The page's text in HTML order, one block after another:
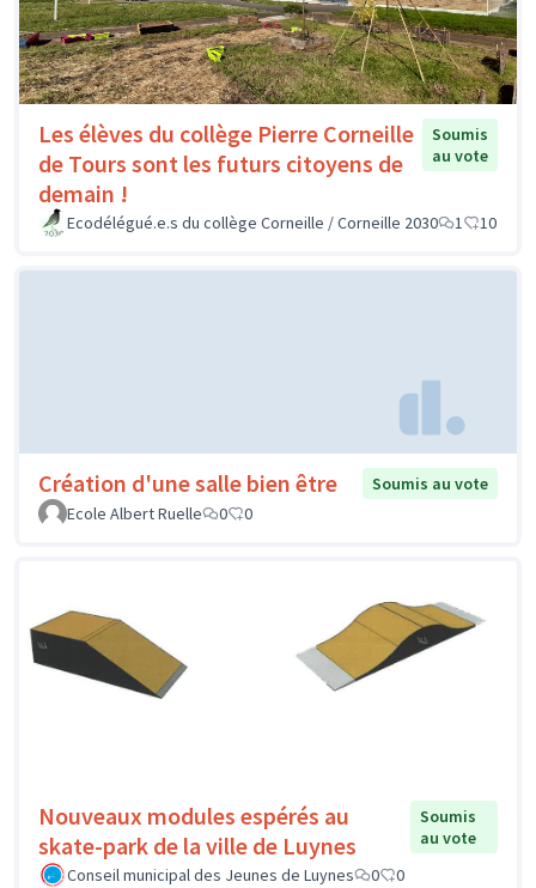
Les élèves du collège Pierre Corneille
de Tours sont les futurs citoyens de
demain !
Soumis
au vote
Ecodélégué.e.s du collège Corneille / Corneille 2030 1 10
Création d'une salle bien être
Soumis au vote
Ecole Albert Ruelle
0 0
Nouveaux modules espérés au
skate-park de la ville de Luynes
Soumis
au vote
Conseil municipal des Jeunes de Luynes
0 0